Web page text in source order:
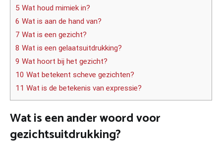
5 Wat houd mimiek in?
6 Wat is aan de hand van?
7 Wat is een gezicht?
8 Wat is een gelaatsuitdrukking?
9 Wat hoort bij het gezicht?
10 Wat betekent scheve gezichten?
11 Wat is de betekenis van expressie?
Wat is een ander woord voor
gezichtsuitdrukking?